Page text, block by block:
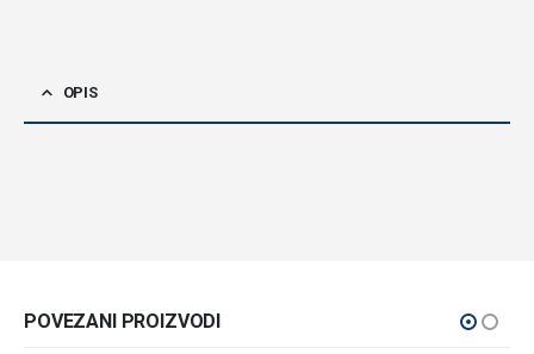
OPIS
POVEZANI PROIZVODI